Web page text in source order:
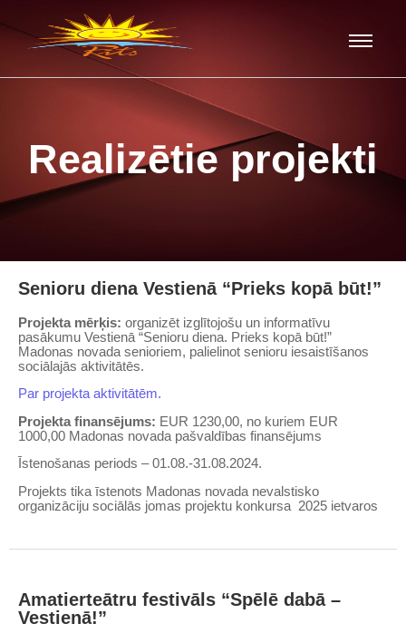
Realizētie projekti
Senioru diena Vestienā “Prieks kopā būt!”
Projekta mērķis: organizēt izglītojošu un informatīvu
pasākumu Vestienā “Senioru diena. Prieks kopā būt!”
Madonas novada senioriem, palielinot senioru iesaistīšanos
sociālajās aktivitātēs.
Par projekta aktivitātēm.
Projekta finansējums: EUR 1230,00, no kuriem EUR
1000,00 Madonas novada pašvaldības finansējums
Īstenošanas periods – 01.08.-31.08.2024.
Projekts tika īstenots Madonas novada nevalstisko
organizāciju sociālās jomas projektu konkursa 2025 ietvaros
Amatierteātru festivāls “Spēlē dabā –
Vestienā!”